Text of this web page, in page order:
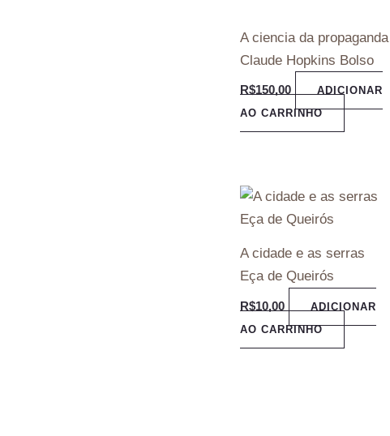
A ciencia da propaganda
Claude Hopkins Bolso
R$150,00
ADICIONAR
AO CARRINHO
A cidade e as serras
Eça de Queirós
R$10,00
ADICIONAR
AO CARRINHO